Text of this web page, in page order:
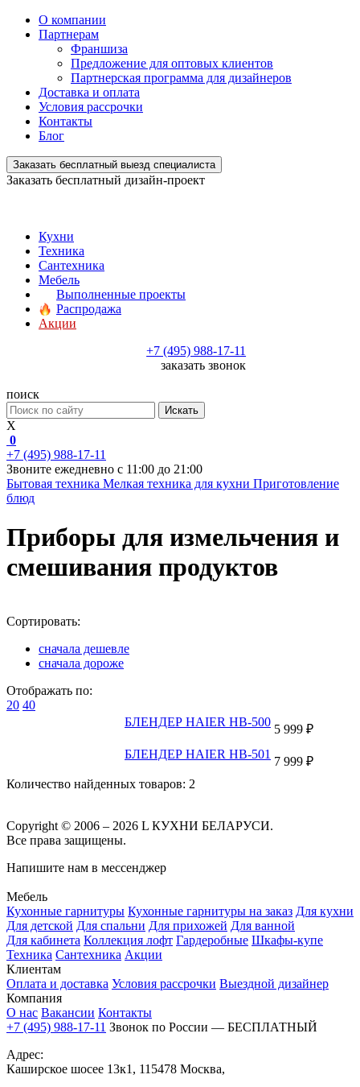
О компании
Партнерам
Франшиза
Предложение для оптовых клиентов
Партнерская программа для дизайнеров
Доставка и оплата
Условия рассрочки
Контакты
Блог
Заказать бесплатный выезд специалиста
Заказать бесплатный дизайн-проект
Кухни
Техника
Сантехника
Мебель
Выполненные проекты
Распродажа
Акции
+7 (495) 988-17-11
заказать звонок
поиск
Искать
X
0
+7 (495) 988-17-11
Звоните ежедневно с 11:00 до 21:00
Бытовая техника Мелкая техника для кухни Приготовление
блюд
Приборы для измельчения и
смешивания продуктов
Сортировать:
сначала дешевле
сначала дороже
Отображать по:
20 40
БЛЕНДЕР HAIER HB-500
5 999 ₽
БЛЕНДЕР HAIER HB-501
7 999 ₽
Количество найденных товаров: 2
Copyright © 2006 – 2026 L КУХНИ БЕЛАРУСИ.
Все права защищены.
Напишите нам в мессенджер
Мебель
Кухонные гарнитуры Кухонные гарнитуры на заказ Для кухни
Для детской Для спальни Для прихожей Для ванной
Для кабинета Коллекция лофт Гардеробные Шкафы-купе
Техника Сантехника Акции
Клиентам
Оплата и доставка Условия рассрочки Выездной дизайнер
Компания
О нас Вакансии Контакты
+7 (495) 988-17-11 Звонок по России — БЕСПЛАТНЫЙ
Адрес:
Каширское шосее 13к1, 115478 Москва,